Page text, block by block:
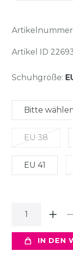
Artikelnummer
Artikel ID
Schuhgröße:
Bitte
EU 38
EU 41
IN DEN